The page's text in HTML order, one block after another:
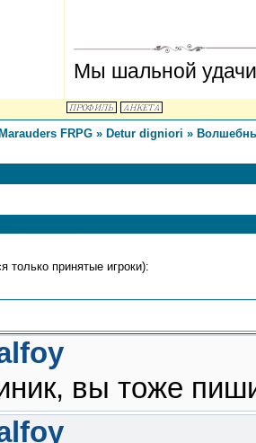
Мы шальной
FRPG » Detur digniori »
только принятые игроки):